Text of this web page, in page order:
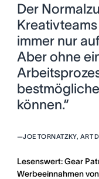
Der
immer nur
Aber ohne
können.”
—JOE TORNATZKY, ART
Lesenswert: Gear
Werbeeinnahmen